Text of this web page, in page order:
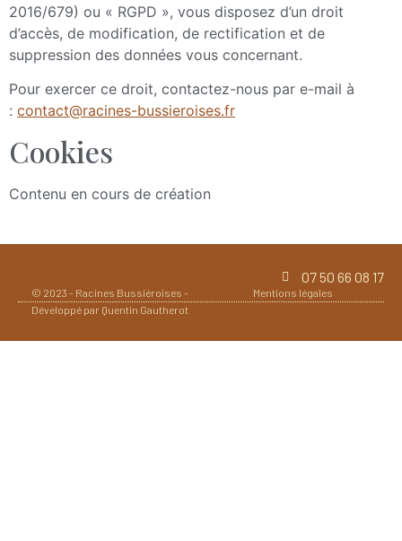
2016/679) ou « RGPD », vous disposez d’un droit
d’accès, de modification, de rectification et de
suppression des données vous concernant.
Pour exercer ce droit, contactez-nous par e-mail à
: contact@racines-bussieroises.fr
Cookies
Contenu en cours de création
07 50 66 08 17
© 2023 - Racines Bussiéroises -
Développé par Quentin Gautherot
Mentions légales